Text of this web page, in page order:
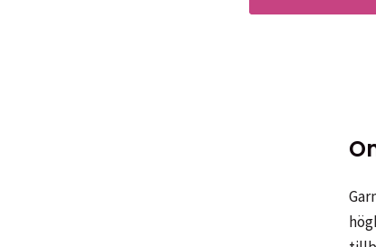
ursprungliganuvarande